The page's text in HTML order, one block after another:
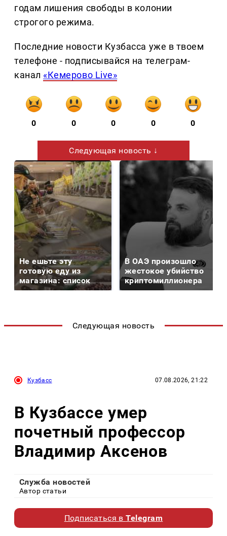
годам лишения свободы в колонии
строгого режима.
Последние новости Кузбасса уже в твоем
телефоне - подписывайся на телеграм-
канал «Кемерово Live»
0 0 0 0 0
Следующая новость ↓
Не ешьте эту
готовую еду из
магазина: список
В ОАЭ произошло
жестокое убийство
криптомиллионера
Следующая новость
Кузбасс 07.08.2026, 21:22
В Кузбассе умер
почетный профессор
Владимир Аксенов
Служба новостей
Автор статьи
Подписаться вTelegram